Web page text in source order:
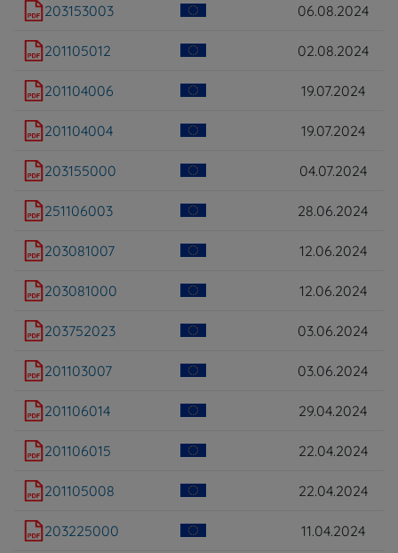
203153003 06.08.2024
201105012 02.08.2024
201104006 19.07.2024
201104004 19.07.2024
203155000 04.07.2024
251106003 28.06.2024
203081007 12.06.2024
203081000 12.06.2024
203752023 03.06.2024
201103007 03.06.2024
201106014 29.04.2024
201106015 22.04.2024
201105008 22.04.2024
203225000 11.04.2024